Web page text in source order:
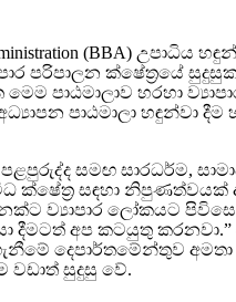
(BBA) උපාධිය
පරිපාලන ක්ෂේත්‍රයේ
පාඨමාලාව හරහා
පාඨමාලා හඳුන්වා
සමඟ සාරධර්ම,
ක්ෂේත්‍ර සඳහා
ව්‍යාපාර ලෝකයට
අප කටයුතු කරනවා.”
දෙපාර්තමේන්තුව
වඩාත් සුදුසු වේ.